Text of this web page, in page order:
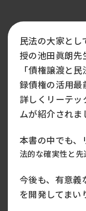
民法の大家と
授の池田眞朗先
「債権譲渡と
録債権の活用最
詳しくリーテ
ムが紹介されま
本書の中でも、
法的な確実性と先
今後も、有意義
を開発してまい